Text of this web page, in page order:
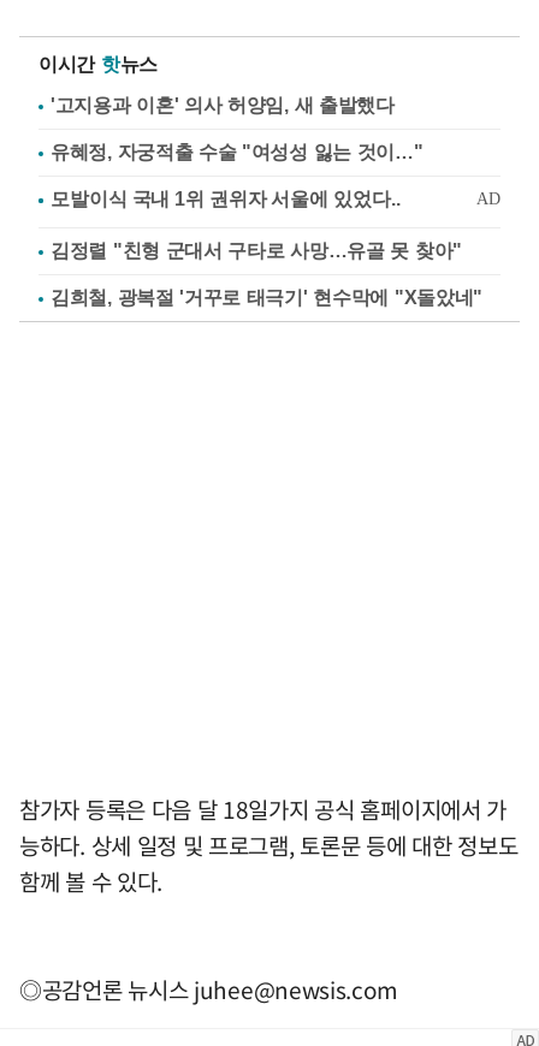
이시간 핫뉴스
'고지용과 이혼' 의사 허양임, 새 출발했다
유혜정, 자궁적출 수술 "여성성 잃는 것이…"
김정렬 "친형 군대서 구타로 사망…유골 못 찾아"
김희철, 광복절 '거꾸로 태극기' 현수막에 "X돌았네"
참가자 등록은 다음 달 18일가지 공식 홈페이지에서 가
능하다. 상세 일정 및 프로그램, 토론문 등에 대한 정보도
함께 볼 수 있다.
◎공감언론 뉴시스juhee@newsis.com